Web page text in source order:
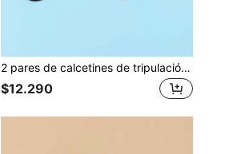
2 pares de calcetines de tripulación con estampado de paisley para hombres, calcetines de otoño
$12.290